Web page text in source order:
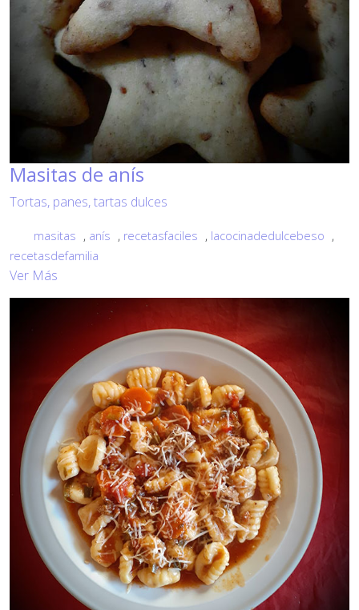
Masitas de anís
Tortas, panes, tartas dulces
masitas , anís , recetasfaciles , lacocinadedulcebeso ,
recetasdefamilia
Ver Más